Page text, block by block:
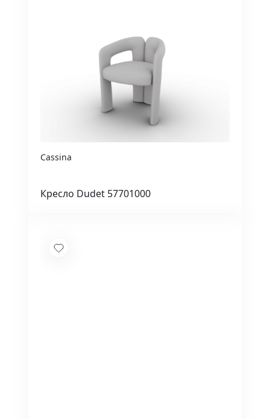
Cassina
Кресло Dudet 57701000